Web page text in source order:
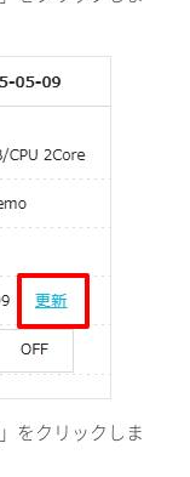
」をクリックしま